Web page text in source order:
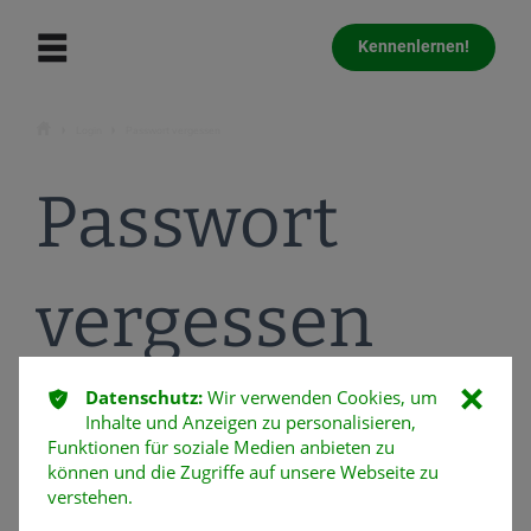
Kennenlernen!
Passwort
vergessen
Wenn Sie Ihr Passwort vergessen haben...
können Sie sich hier ein neues erstellen.
Geben Sie einfach Ihre E-Mail Adresse an, Sie
ı
ͳ Datenschutz: Wir verwenden Cookies, um
Inhalte und Anzeigen zu personalisieren,
Funktionen für soziale Medien anbieten zu
können und die Zugriffe auf unsere Webseite zu
verstehen.